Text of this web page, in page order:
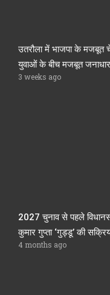
उतरौला में भाजपा के मजबूत
युवाओं के बीच मजबूत जनाधार
3 weeks ago
2027 चुनाव से पहले
कुमार गुप्ता ‘गुड्डू’ की
4 months ago